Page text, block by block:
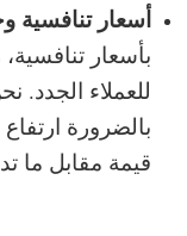
أسعار تنافسية
بأسعار
للعملاء الجدد.
بالضرورة
قيمة مقابل ما